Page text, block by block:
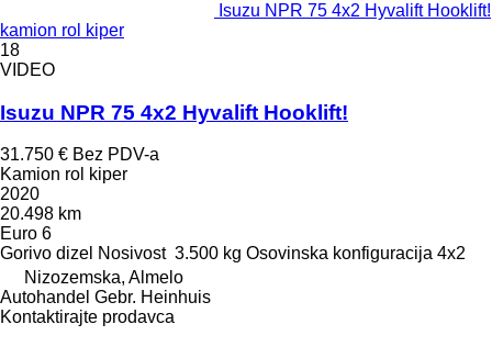
Isuzu NPR 75 4x2 Hyvalift Hooklift!
kamion rol kiper
18
VIDEO
Isuzu NPR 75 4x2 Hyvalift Hooklift!
31.750 € Bez PDV-a
Kamion rol kiper
2020
20.498 km
Euro 6
Gorivo dizel Nosivost 3.500 kg Osovinska konfiguracija 4x2
Nizozemska, Almelo
Autohandel Gebr. Heinhuis
Kontaktirajte prodavca